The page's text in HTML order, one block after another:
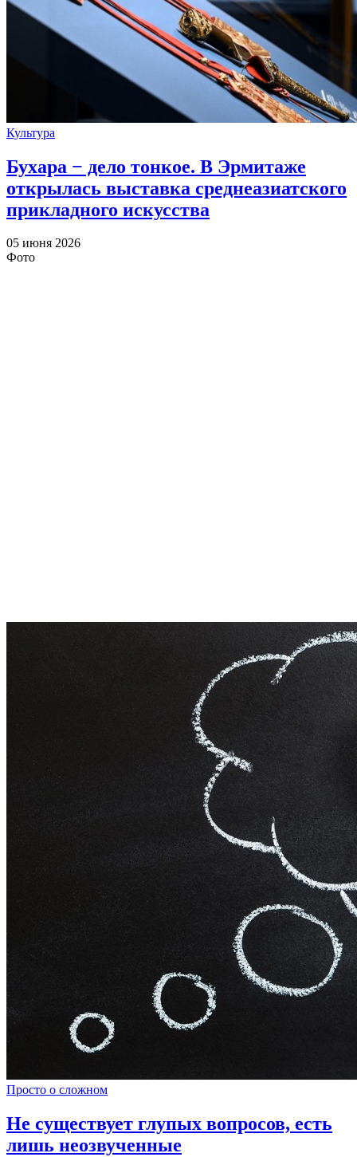
Культура
Бухара − дело тонкое. В Эрмитаже
открылась выставка среднеазиатского
прикладного искусства
05 июня 2026
Фото
Просто о сложном
Не существует глупых вопросов, есть
лишь неозвученные